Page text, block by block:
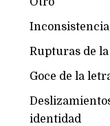
Rupturas de
Goce de la
identidad